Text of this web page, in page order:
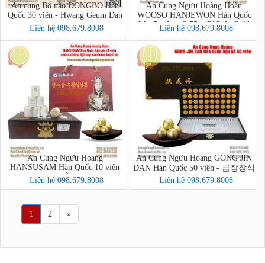
An cung Bổ não DONGBO Hàn
Quốc 30 viên - Hwang Geum Dan
Liên hệ 098.679.8008
An Cung Ngưu Hoàng Hoàn
WOOSO HANJEWON Hàn Quốc
hộp 5 viên x 3,75g (BIO ApGold
Korea Woohwang Cheong Sim
Won)
Liên hệ 098.679.8008
An Cung Ngưu Hoàng
HANSUSAM Hàn Quốc 10 viên
hộp gỗ nâu
Liên hệ 098.679.8008
An Cung Ngưu Hoàng GONG JIN
DAN Hàn Quốc 50 viên - 금장장식
공진단상자 50환
Liên hệ 098.679.8008
1 2 »